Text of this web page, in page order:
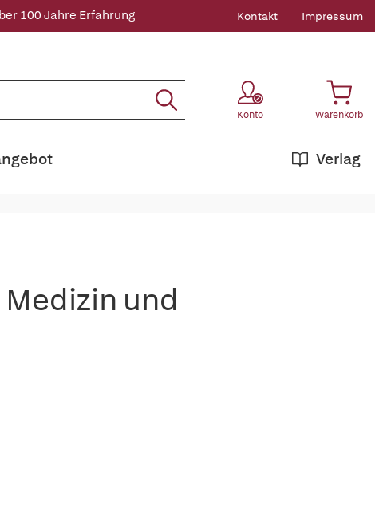
100 Jahre Erfahrung Kontakt Impressum
Konto Warenkorb
Verlag
und